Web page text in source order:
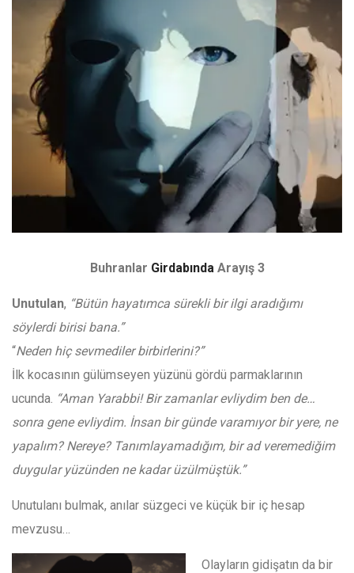
Buhranlar Girdabında Arayış 3
Unutulan, “Bütün hayatımca sürekli bir ilgi aradığımı
söylerdi birisi bana.”
“Neden hiç sevmediler birbirlerini?”
İlk kocasının gülümseyen yüzünü gördü parmaklarının
ucunda. “Aman Yarabbi! Bir zamanlar evliydim ben de…
sonra gene evliydim. İnsan bir günde varamıyor bir yere, ne
yapalım? Nereye? Tanımlayamadığım, bir ad veremediğim
duygular yüzünden ne kadar üzülmüştük.”
Unutulanı bulmak, anılar süzgeci ve küçük bir iç hesap
mevzusu…
Olayların gidişatın da bir